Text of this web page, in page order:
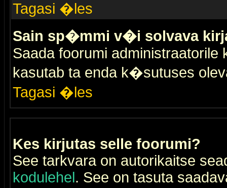
Tagasi �les
Sain sp�mmi v�i solvava
Saada foorumi
kasutab ta enda k�sutuses
Tagasi �les
Kes kirjutas selle foorumi?
See tarkvara on autorikaitse
kodulehel. See on tasuta